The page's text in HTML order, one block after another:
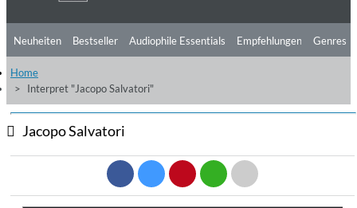
Neuheiten Bestseller Audiophile Essentials Empfehlungen
Hörtipps
Videos
Genres
Home
Interpret "Jacopo Salvatori"
Jacopo Salvatori